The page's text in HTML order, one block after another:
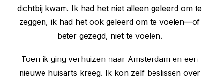
dichtbij kwam. Ik had het niet alleen geleerd om te
zeggen, ik had het ook geleerd om te voelen—of
beter gezegd, niet te voelen.
Toen ik ging verhuizen naar Amsterdam en een
nieuwe huisarts kreeg. Ik kon zelf beslissen over